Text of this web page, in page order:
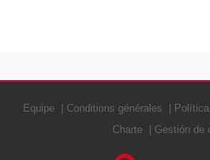
Equipe Conditions générales
Charte
Gestión de